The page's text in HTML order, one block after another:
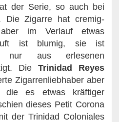
der Serie, so auch bei
Die Zigarre hat cremig-
im Verlauf etwas
ist blumig, sie ist
nur aus erlesenen
Die Trinidad Reyes
Zigarrenliebhaber aber
die es etwas kräftiger
dieses Petit Corona
der Trinidad Coloniales